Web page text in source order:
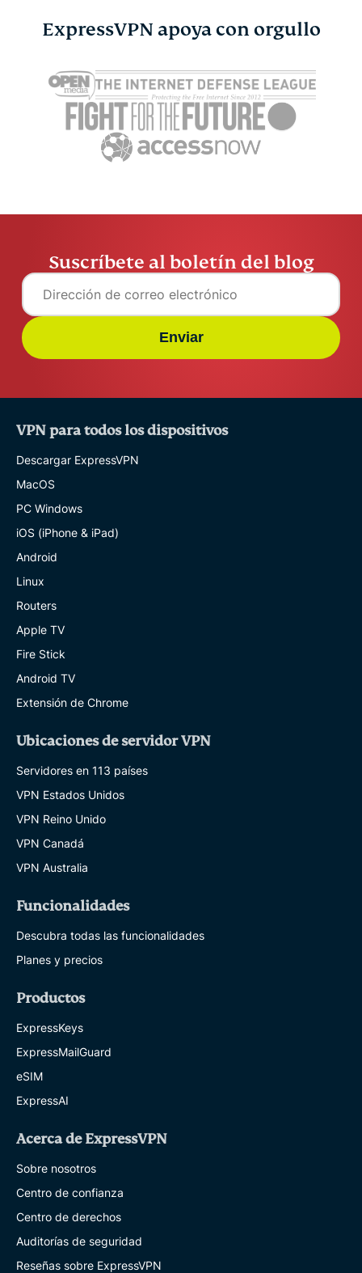
ExpressVPN apoya con orgullo
Suscríbete al boletín del blog
Enviar
VPN para todos los dispositivos
Descargar ExpressVPN
MacOS
PC Windows
iOS (iPhone & iPad)
Android
Linux
Routers
Apple TV
Fire Stick
Android TV
Extensión de Chrome
Ubicaciones de servidor VPN
Servidores en 113 países
VPN Estados Unidos
VPN Reino Unido
VPN Canadá
VPN Australia
Funcionalidades
Descubra todas las funcionalidades
Planes y precios
Productos
ExpressKeys
ExpressMailGuard
eSIM
ExpressAI
Acerca de ExpressVPN
Sobre nosotros
Centro de confianza
Centro de derechos
Auditorías de seguridad
Reseñas sobre ExpressVPN